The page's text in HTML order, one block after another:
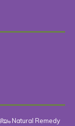
Remedy